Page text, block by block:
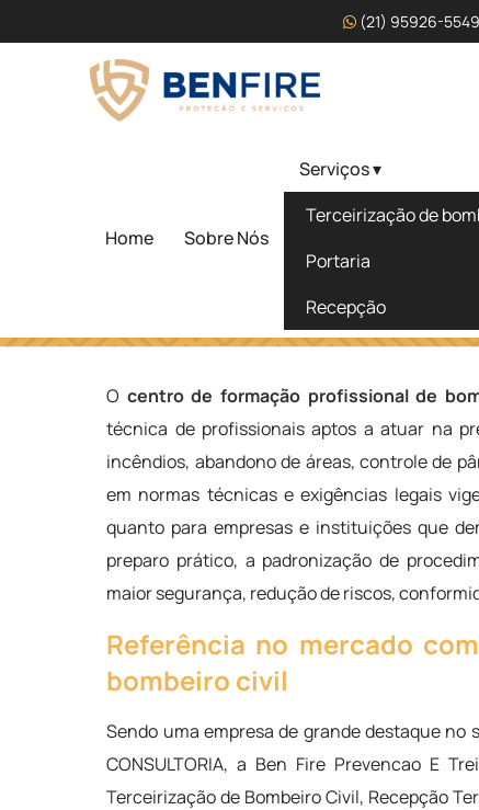
(21) 95926-5549
Home Sobre Nós
Serviços ▾
Terceirização de
Portaria
Recepção
Centro de Formação
Bombeiro Civil em
Centro de Formação
O centro de formação profissional de
técnica de profissionais aptos a atuar na
incêndios, abandono de áreas, controle de
em normas técnicas e exigências legais
quanto para empresas e instituições que
preparo prático, a padronização de
maior segurança, redução de riscos,
Referência no mercado
bombeiro civil
Sendo uma empresa de grande destaque no
CONSULTORIA, a Ben Fire Prevencao E
Terceirização de Bombeiro Civil, Recepção